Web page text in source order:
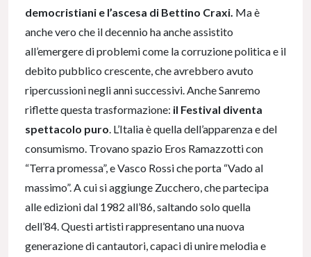
democristiani e l’ascesa di Bettino Craxi. Ma è
anche vero che il decennio ha anche assistito
all’emergere di problemi come la corruzione politica e il
debito pubblico crescente, che avrebbero avuto
ripercussioni negli anni successivi. Anche Sanremo
riflette questa trasformazione: il Festival diventa
spettacolo puro . L’Italia è quella dell’apparenza e del
consumismo. Trovano spazio Eros Ramazzotti con
“Terra promessa”, e Vasco Rossi che porta “Vado al
massimo”. A cui si aggiunge Zucchero, che partecipa
alle edizioni dal 1982 all’86, saltando solo quella
dell’84. Questi artisti rappresentano una nuova
generazione di cantautori, capaci di unire melodia e